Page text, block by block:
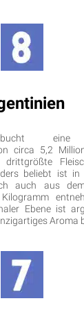
eine
circa 5,2
beliebt ist in
auch aus
Ebene ist
Aroma